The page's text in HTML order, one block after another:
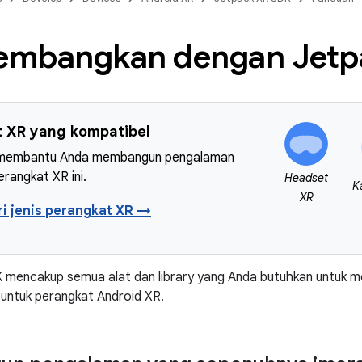
dengan
yang kompatibel
Anda membangun pengalaman
XR ini.
jenis perangkat XR →
Headset
XR
mencakup semua alat dan library yang Anda butuhkan untuk
perangkat Android XR.